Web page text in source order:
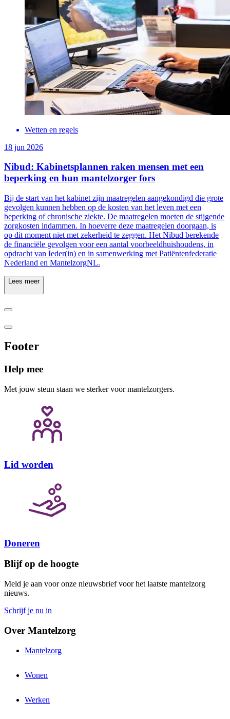
Wetten en regels
18 jun 2026
Nibud: Kabinetsplannen raken mensen met een
beperking en hun mantelzorger fors
Bij de start van het kabinet zijn maatregelen aangekondigd die grote
gevolgen kunnen hebben op de kosten van het leven met een
beperking of chronische ziekte. De maatregelen moeten de stijgende
zorgkosten indammen. In hoeverre deze maatregelen doorgaan, is
op dit moment niet met zekerheid te zeggen. Het Nibud berekende
de financiële gevolgen voor een aantal voorbeeldhuishoudens, in
opdracht van Ieder(in) en in samenwerking met Patiëntenfederatie
Nederland en MantelzorgNL.
Lees meer
Footer
Help mee
Met jouw steun staan we sterker voor mantelzorgers.
Lid worden
Doneren
Blijf op de hoogte
Meld je aan voor onze nieuwsbrief voor het laatste mantelzorg
nieuws.
Schrijf je nu in
Over Mantelzorg
Mantelzorg
Wonen
Werken